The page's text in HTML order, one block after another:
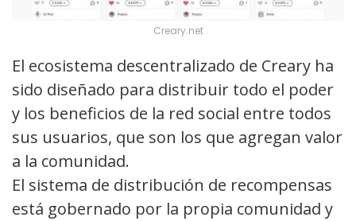
Creary.net
El ecosistema descentralizado de Creary ha
sido diseñado para distribuir todo el poder
y los beneficios de la red social entre todos
sus usuarios, que son los que agregan valor
a la comunidad.
El sistema de distribución de recompensas
está gobernado por la propia comunidad y